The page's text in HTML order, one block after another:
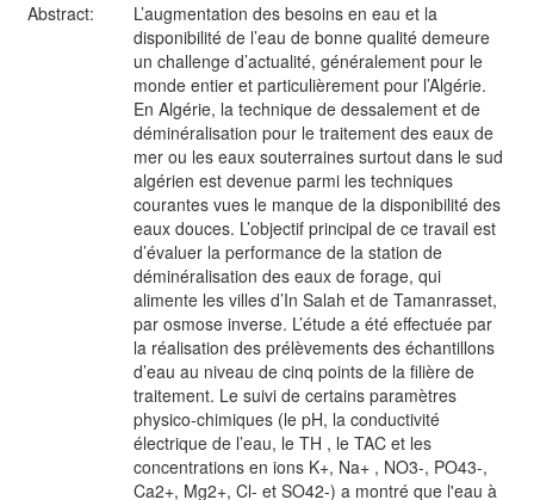
Abstract:
L’augmentation des besoins en eau et la
disponibilité de l’eau de bonne qualité demeure
un challenge d’actualité, généralement pour le
monde entier et particulièrement pour l’Algérie.
En Algérie, la technique de dessalement et de
déminéralisation pour le traitement des eaux de
mer ou les eaux souterraines surtout dans le sud
algérien est devenue parmi les techniques
courantes vues le manque de la disponibilité des
eaux douces. L’objectif principal de ce travail est
d’évaluer la performance de la station de
déminéralisation des eaux de forage, qui
alimente les villes d’In Salah et de Tamanrasset,
par osmose inverse. L’étude a été effectuée par
la réalisation des prélèvements des échantillons
d’eau au niveau de cinq points de la filière de
traitement. Le suivi de certains paramètres
physico-chimiques (le pH, la conductivité
électrique de l’eau, le TH , le TAC et les
concentrations en ions K+, Na+ , NO3-, PO43-,
Ca2+, Mg2+, Cl- et SO42-) a montré que l'eau à